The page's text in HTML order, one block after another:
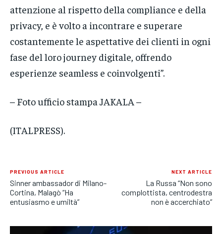
attenzione al rispetto della compliance e della
privacy, e è volto a incontrare e superare
costantemente le aspettative dei clienti in ogni
fase del loro journey digitale, offrendo
esperienze seamless e coinvolgenti”.
– Foto ufficio stampa JAKALA –
(ITALPRESS).
PREVIOUS ARTICLE
Sinner ambassador di Milano-
Cortina, Malagò “Ha
entusiasmo e umiltà”
NEXT ARTICLE
La Russa “Non sono
complottista, centrodestra
non è accerchiato”